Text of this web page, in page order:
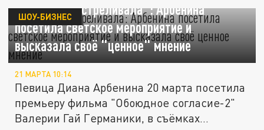
"Я бы их расстреливала": Арбенина
посетила светское мероприятие и
высказала своё "ценное" мнение
ШОУ-БИЗНЕС
21 МАРТА 10:14
Певица Диана Арбенина 20 марта посетила
премьеру фильма "Обоюдное согласие-2"
Валерии Гай Германики, в съёмках...